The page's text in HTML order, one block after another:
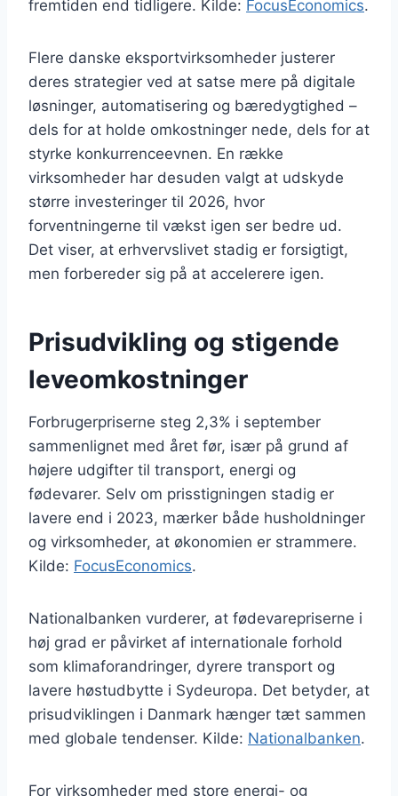
fremtiden end tidligere. Kilde: FocusEconomics.
Flere danske eksportvirksomheder justerer
deres strategier ved at satse mere på digitale
løsninger, automatisering og bæredygtighed –
dels for at holde omkostninger nede, dels for at
styrke konkurrenceevnen. En række
virksomheder har desuden valgt at udskyde
større investeringer til 2026, hvor
forventningerne til vækst igen ser bedre ud.
Det viser, at erhvervslivet stadig er forsigtigt,
men forbereder sig på at accelerere igen.
Prisudvikling og stigende
leveomkostninger
Forbrugerpriserne steg 2,3% i september
sammenlignet med året før, især på grund af
højere udgifter til transport, energi og
fødevarer. Selv om prisstigningen stadig er
lavere end i 2023, mærker både husholdninger
og virksomheder, at økonomien er strammere.
Kilde: FocusEconomics.
Nationalbanken vurderer, at fødevarepriserne i
høj grad er påvirket af internationale forhold
som klimaforandringer, dyrere transport og
lavere høstudbytte i Sydeuropa. Det betyder, at
prisudviklingen i Danmark hænger tæt sammen
med globale tendenser. Kilde: Nationalbanken.
For virksomheder med store energi- og